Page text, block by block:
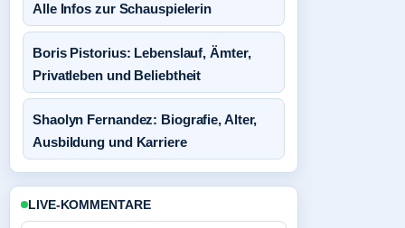
Alle Infos zur Schauspielerin
Boris Pistorius: Lebenslauf, Ämter,
Privatleben und Beliebtheit
Shaolyn Fernandez: Biografie, Alter,
Ausbildung und Karriere
LIVE-KOMMENTARE